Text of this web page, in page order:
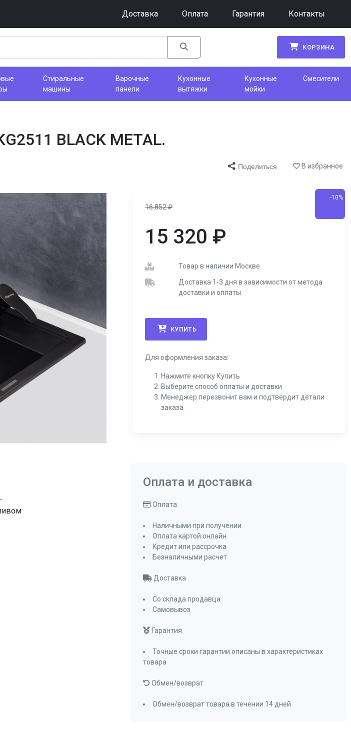
Доставка Оплата Гарантия Контакты
КОРЗИНА
Стиральные
машины
Варочные
панели
Кухонные
вытяжки
Кухонные
мойки
Смесители
BLACK METAL.
Поделиться В избранное
16 852₽
-10%
15 320 ₽
Товар в наличии Москве
Доставка 1-3 дня в зависимости от метода
доставки и оплаты
КУПИТЬ
Для оформления заказа:
Нажмите кнопку Купить
Выберите способ оплаты и доставки
Менеджер перезвонит вам и подтвердит детали
заказа
Оплата и доставка
Оплата
Наличными при получении
Оплата картой онлайн
Кредит или рассрочка
Безналичными расчет
Доставка
Со склада продавца
Самовывоз
Гарантия
Точные сроки гарантии описаны в характеристиках
товара
Обмен/возврат
Обмен/возврат товара в течении 14 дней